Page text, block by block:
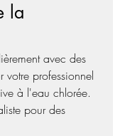
la
avec des
votre professionnel
à l'eau chlorée.
pour des